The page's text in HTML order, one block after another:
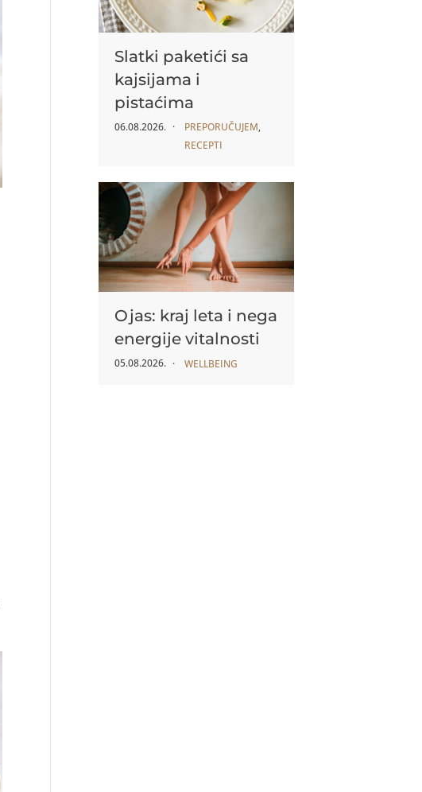
Slatki paketići sa
kajsijama i
pistaćima
06.08.2026. PREPORUČUJEM,
RECEPTI
Ojas: kraj leta i nega
energije vitalnosti
05.08.2026. WELLBEING